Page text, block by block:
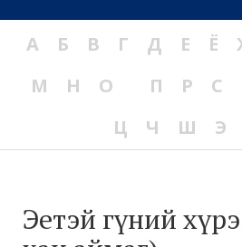
А Б В Г Д Е Ё
М
Н О П Р С
Ц
Ч Ш Э
Эетэй гүний